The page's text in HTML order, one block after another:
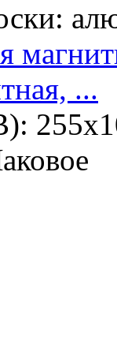
...